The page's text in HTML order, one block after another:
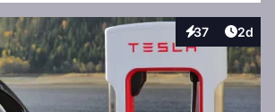
37
Interaktionen
2d